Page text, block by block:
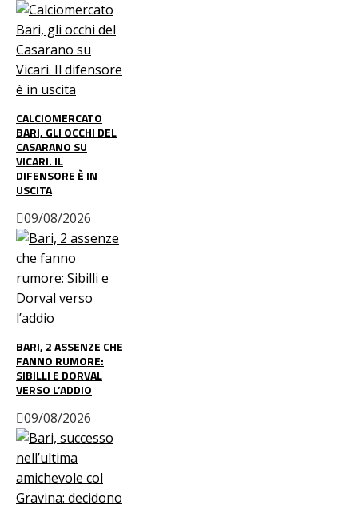
CALCIOMERCATO
BARI, GLI OCCHI DEL
CASARANO SU
VICARI. IL
DIFENSORE È IN
USCITA
09/08/2026
BARI, 2 ASSENZE CHE
FANNO RUMORE:
SIBILLI E DORVAL
VERSO L’ADDIO
09/08/2026